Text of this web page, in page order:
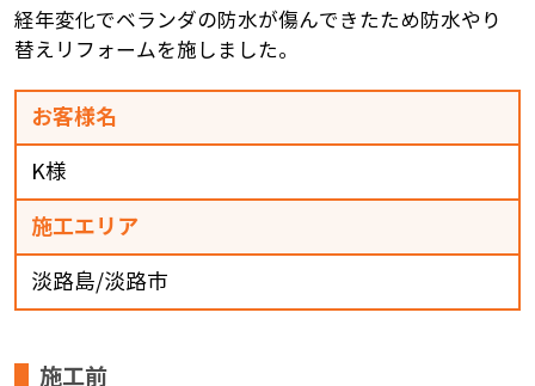
経年変化でベランダの防水が傷んできたため防水やり
替えリフォームを施しました。
お客様名
K様
施工エリア
淡路島/淡路市
施工前